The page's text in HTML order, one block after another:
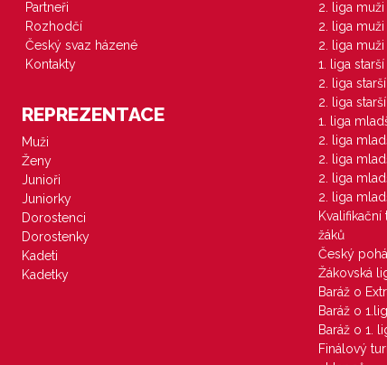
Partneři
Rozhodčí
Český svaz házené
Kontakty
REPREZENTACE
Muži
Ženy
Junioři
Juniorky
Dorostenci
Dorostenky
Kadeti
Kadetky
2. liga muži
2. liga muži
2. liga muži
1. liga
2. liga
2. liga
1. liga
2. liga
2. liga
2. liga
2. liga
žáků
Český
Žákovská
Baráž o
Baráž o
Baráž o 1.
Finálový